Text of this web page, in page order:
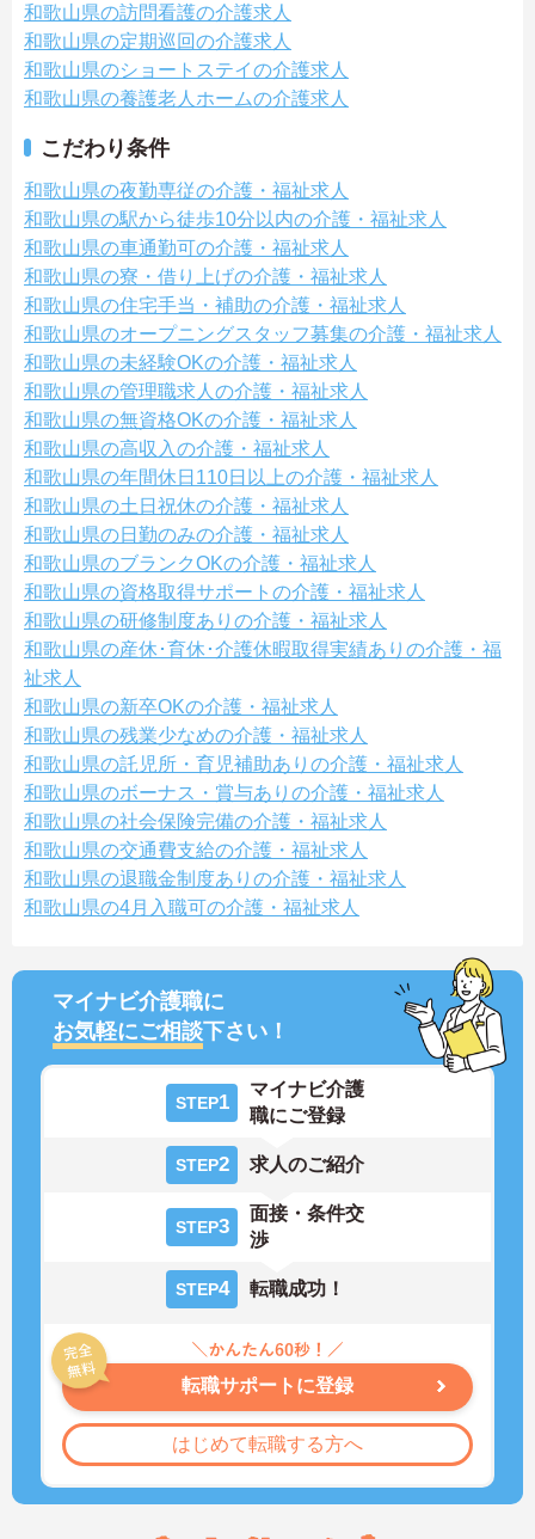
和歌山県の訪問看護の介護求人
和歌山県の定期巡回の介護求人
和歌山県のショートステイの介護求人
和歌山県の養護老人ホームの介護求人
こだわり条件
和歌山県の夜勤専従の介護・福祉求人
和歌山県の駅から徒歩10分以内の介護・福祉求人
和歌山県の車通勤可の介護・福祉求人
和歌山県の寮・借り上げの介護・福祉求人
和歌山県の住宅手当・補助の介護・福祉求人
和歌山県のオープニングスタッフ募集の介護・福祉求人
和歌山県の未経験OKの介護・福祉求人
和歌山県の管理職求人の介護・福祉求人
和歌山県の無資格OKの介護・福祉求人
和歌山県の高収入の介護・福祉求人
和歌山県の年間休日110日以上の介護・福祉求人
和歌山県の土日祝休の介護・福祉求人
和歌山県の日勤のみの介護・福祉求人
和歌山県のブランクOKの介護・福祉求人
和歌山県の資格取得サポートの介護・福祉求人
和歌山県の研修制度ありの介護・福祉求人
和歌山県の産休･育休･介護休暇取得実績ありの介護・福
祉求人
和歌山県の新卒OKの介護・福祉求人
和歌山県の残業少なめの介護・福祉求人
和歌山県の託児所・育児補助ありの介護・福祉求人
和歌山県のボーナス・賞与ありの介護・福祉求人
和歌山県の社会保険完備の介護・福祉求人
和歌山県の交通費支給の介護・福祉求人
和歌山県の退職金制度ありの介護・福祉求人
和歌山県の4月入職可の介護・福祉求人
マイナビ介護職に
お気軽にご相談下さい！
STEP1
マイナビ介護
職にご登録
STEP2 求人のご紹介
STEP3
面接・条件交
渉
STEP4 転職成功！
転職サポートに登録
はじめて転職する方へ